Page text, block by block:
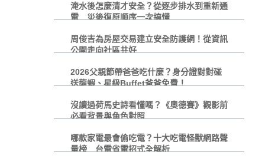
淹水後怎麼清才安全？從逐步排水到重新通
電 災後復原順序一次搞懂
周俊吉為房屋交易建立安全防護網！從資訊
公開走向社區共好
2026父親節帶爸爸吃什麼？身分證對對碰
送龍蝦、星級Buffet爸爸免費！
沒讀過荷馬史詩看懂嗎？《奧德賽》觀影前
必看背景與角色對照
哪款家電最會偷吃電？十大吃電怪獸網路聲
量榜 台電省電招式全解析